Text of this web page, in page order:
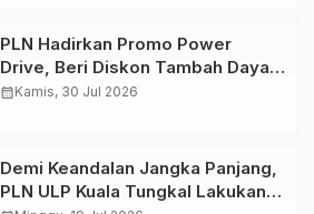
PLN Hadirkan Promo Power
Drive, Beri Diskon Tambah Daya
50% di Ajang GIIAS 2026
calendar_monthKamis, 30 Jul 2026
Demi Keandalan Jangka Panjang,
PLN ULP Kuala Tungkal Lakukan